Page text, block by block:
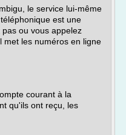
le service lui-même
est une
ou vous appelez
met les numéros en ligne
courant à la
qu'ils ont reçu, les